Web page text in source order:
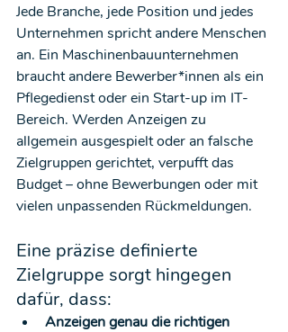
Jede Branche, jede Position und jedes
Unternehmen spricht andere Menschen
an. Ein Maschinenbauunternehmen
braucht andere Bewerber*innen als ein
Pflegedienst oder ein Start-up im IT-
Bereich. Werden Anzeigen zu
allgemein ausgespielt oder an falsche
Zielgruppen gerichtet, verpufft das
Budget – ohne Bewerbungen oder mit
vielen unpassenden Rückmeldungen.
Eine präzise definierte
Zielgruppe sorgt hingegen
dafür, dass:
Anzeigen genau die richtigen